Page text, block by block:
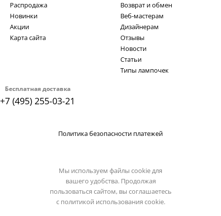
Бесплатная доставка
+7 (495) 255-03-21
Распродажа
Новинки
Акции
Карта сайта
Возврат и обмен
Веб-мастерам
Дизайнерам
Отзывы
Новости
Статьи
Типы лампочек
Политика безопасности платежей
Мы используем файлы cookie для
вашего удобства. Продолжая
пользоваться сайтом, вы соглашаетесь
с политикой использования cookie.